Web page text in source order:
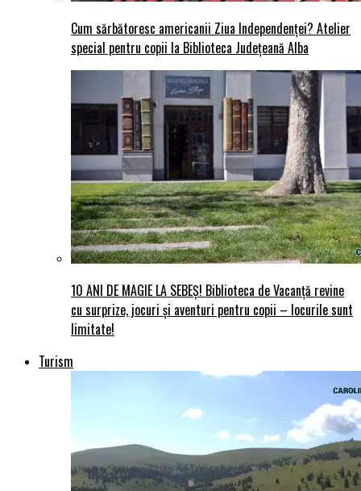
Cum sărbătoresc americanii Ziua Independenței? Atelier
special pentru copii la Biblioteca Județeană Alba
10 ANI DE MAGIE LA SEBEȘ! Biblioteca de Vacanță revine
cu surprize, jocuri și aventuri pentru copii – locurile sunt
limitate!
Turism